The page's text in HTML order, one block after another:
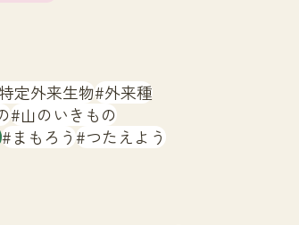
定外来生物 外来種
山のいきもの
まもろう つたえよう